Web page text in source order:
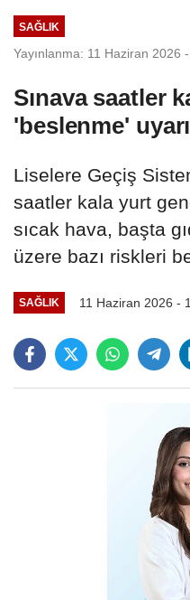
SAĞLIK
Yayınlanma: 11 Haziran 2026
Sınava saatler
'beslenme'
Liselere Geçiş
saatler kala yurt
sıcak hava, başta
üzere bazı riskleri
SAĞLIK 11 Haziran 2026 -